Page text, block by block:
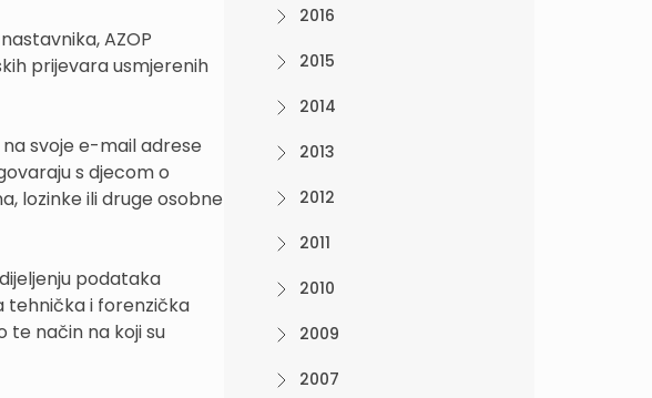
AZOP
prijevara usmjerenih
svoje e-mail adrese
s djecom o
lozinke ili druge osobne
podataka
tehnička i forenzička
te način na koji su
2016
2015
2014
2013
2012
2011
2010
2009
2007